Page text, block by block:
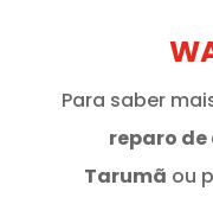
Para saber
reparo
Tarumã ou